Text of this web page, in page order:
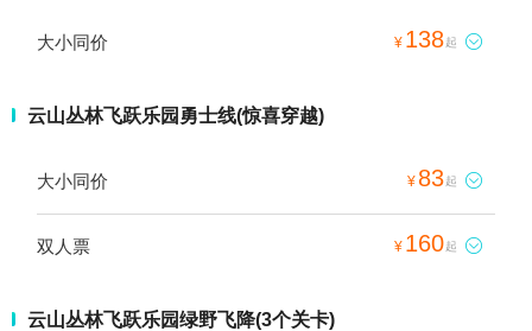
大小同价 ¥ 138起 
云山丛林飞跃乐园勇士线(惊喜穿越)
大小同价 ¥ 83起 
双人票 ¥ 160起 
云山丛林飞跃乐园绿野飞降(3个关卡)